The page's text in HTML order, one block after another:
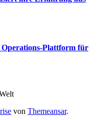
Plattform für
von Themeansar.